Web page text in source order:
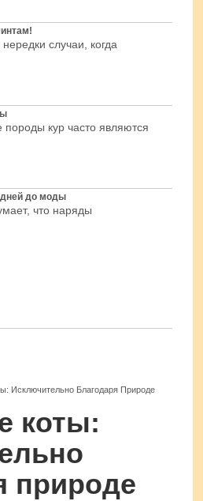
случаи, когда
породы кур часто являются
до моды
что наряды
Исключительно Благодаря Природе
коты:
природе